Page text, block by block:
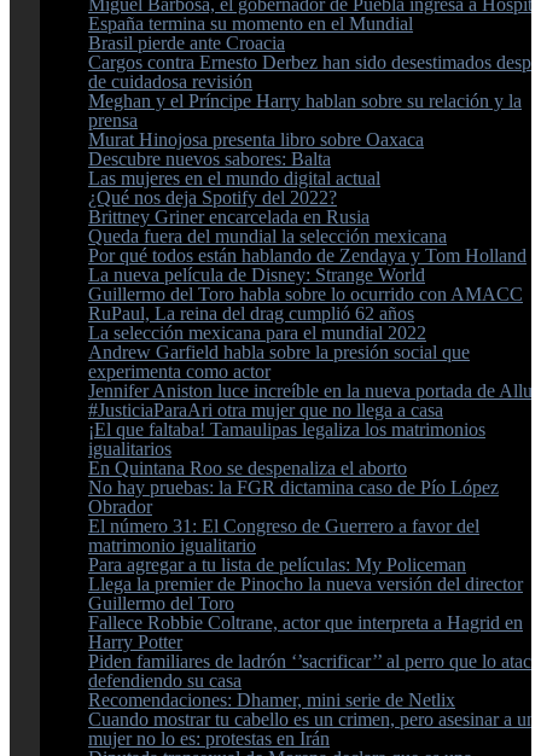
Miguel Barbosa, el gobernador de Puebla ingresa a
España termina su momento en el Mundial
Brasil pierde ante Croacia
Cargos contra Ernesto Derbez han sido desestimados
de cuidadosa revisión
Meghan y el Príncipe Harry hablan sobre su relación y la
prensa
Murat Hinojosa presenta libro sobre Oaxaca
Descubre nuevos sabores: Balta
Las mujeres en el mundo digital actual
¿Qué nos deja Spotify del 2022?
Brittney Griner encarcelada en Rusia
Queda fuera del mundial la selección mexicana
Por qué todos están hablando de Zendaya y Tom Holland
La nueva película de Disney: Strange World
Guillermo del Toro habla sobre lo ocurrido con AMACC
RuPaul, La reina del drag cumplió 62 años
La selección mexicana para el mundial 2022
Andrew Garfield habla sobre la presión social que
experimenta como actor
Jennifer Aniston luce increíble en la nueva portada de
#JusticiaParaAri otra mujer que no llega a casa
¡El que faltaba! Tamaulipas legaliza los matrimonios
igualitarios
En Quintana Roo se despenaliza el aborto
No hay pruebas: la FGR dictamina caso de Pío López
Obrador
El número 31: El Congreso de Guerrero a favor del
matrimonio igualitario
Para agregar a tu lista de películas: My Policeman
Llega la premier de Pinocho la nueva versión del director
Guillermo del Toro
Fallece Robbie Coltrane, actor que interpreta a Hagrid en
Harry Potter
Piden familiares de ladrón ‘’sacrificar’’ al perro que lo atacó
defendiendo su casa
Recomendaciones: Dhamer, mini serie de Netlix
Cuando mostrar tu cabello es un crimen, pero asesinar a
mujer no lo es: protestas en Irán